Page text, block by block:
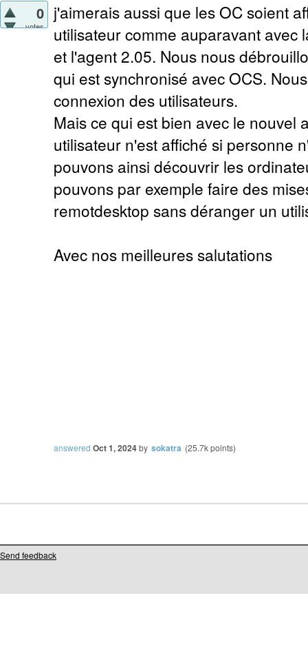
0
votes
j'aimerais aussi que les OC soient
utilisateur comme auparavant avec
et l'agent 2.05. Nous nous
qui est synchronisé avec OCS.
connexion des utilisateurs.
Mais ce qui est bien avec le nouvel
utilisateur n'est affiché si personne
pouvons ainsi découvrir les
pouvons par exemple faire des
remotdesktop sans déranger un
Avec nos meilleures salutations
answered Oct 1, 2024by sokatra (25.7kpoints)
Send feedback